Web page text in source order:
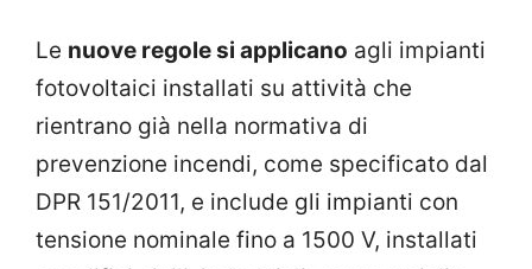
Le nuove regole si applicano agli impianti
fotovoltaici installati su attività che
rientrano già nella normativa di
prevenzione incendi, come specificato dal
DPR 151/2011, e include gli impianti con
tensione nominale fino a 1500 V, installati